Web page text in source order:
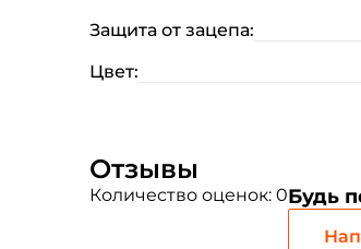
Защита от зацепа:
Цвет:
Отзывы
Количество оценок: 0Будь